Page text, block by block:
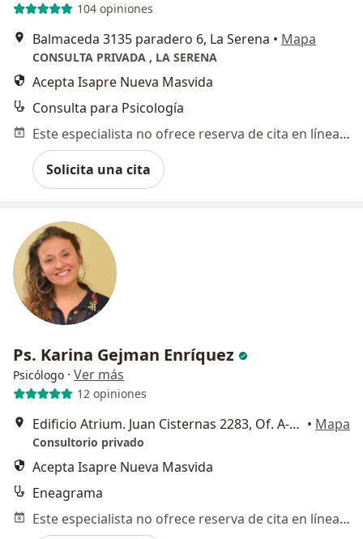
104 opiniones
Balmaceda 3135 paradero 6, La Serena • Mapa
CONSULTA PRIVADA , LA SERENA
Acepta Isapre Nueva Masvida
Consulta para Psicología
Este especialista no ofrece reserva de cita en línea en esta dirección.
Solicita una cita
Ps. Karina Gejman Enríquez
Psicólogo · Ver más
12 opiniones
Edificio Atrium. Juan Cisternas 2283, Of. A-09. La Serena, La Serena • Mapa
Consultorio privado
Acepta Isapre Nueva Masvida
Eneagrama
Este especialista no ofrece reserva de cita en línea en esta dirección.